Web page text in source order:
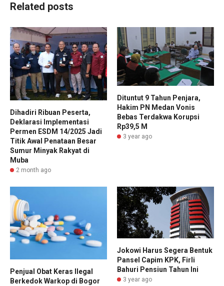
Related posts
Dihadiri Ribuan Peserta,
Deklarasi Implementasi
Permen ESDM 14/2025 Jadi
Titik Awal Penataan Besar
Sumur Minyak Rakyat di
Muba
2 month ago
Dituntut 9 Tahun Penjara,
Hakim PN Medan Vonis
Bebas Terdakwa Korupsi
Rp39,5 M
3 year ago
Penjual Obat Keras Ilegal
Berkedok Warkop di Bogor
Jokowi Harus Segera Bentuk
Pansel Capim KPK, Firli
Bahuri Pensiun Tahun Ini
3 year ago